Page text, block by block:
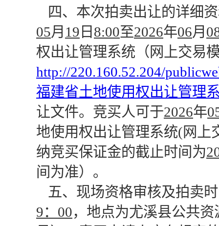
四、本次拍卖出让的详细
05月 19 日 8:00至2026年06月
权出让管理系统（网上交易
http://220.160.52.204/
福建省土地使用权出让管理
让文件。竞买人可于2026年
地使用权出让管理系统(网上
纳竞买保证金的截止时间为
间为准）。
五、现场资格审核及拍卖
9：00，地点为尤溪县公共